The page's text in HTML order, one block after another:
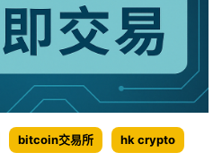
bitcoin交易所 hk crypto